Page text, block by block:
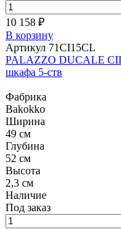
10 158 ₽
В корзину
Артикул 71CI15CL
PALAZZO DUCALE
шкафа 5-ств
Фабрика
Bakokko
Ширина
49 см
Глубина
52 см
Высота
2,3 см
Наличие
Под заказ